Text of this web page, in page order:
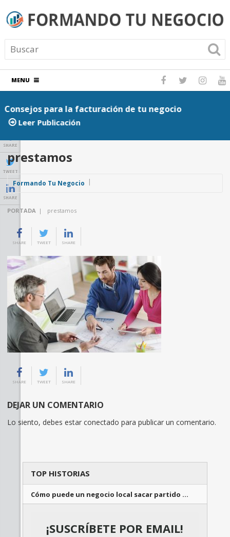
MENU
Consejos para la facturación de tu negocio
Leer Publicación
SHARE
TWEET
SHARE
prestamos
Formando Tu Negocio
PORTADA | prestamos
SHARE TWEET SHARE
SHARE TWEET SHARE
DEJAR UN COMENTARIO
Lo siento, debes estar conectado para publicar un comentario.
TOP HISTORIAS
Cómo puede un negocio local sacar partido …
¡SUSCRÍBETE POR EMAIL!